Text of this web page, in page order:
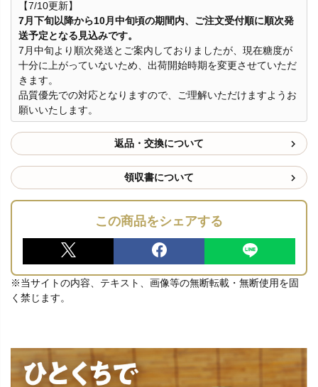
【7/10更新】
7月下旬以降から10月中旬頃の期間内、ご注文受付順に順次発
送予定となる見込みです。
7月中旬より順次発送とご案内しておりましたが、現在糖度が
十分に上がっていないため、出荷開始時期を変更させていただ
きます。
品質優先での対応となりますので、ご理解いただけますようお
願いいたします。
返品・交換について
領収書について
この商品をシェアする
※当サイトの内容、テキスト、画像等の無断転載・無断使用を固
く禁じます。